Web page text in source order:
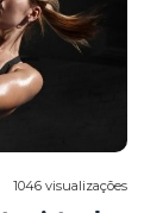
1046 visualizações